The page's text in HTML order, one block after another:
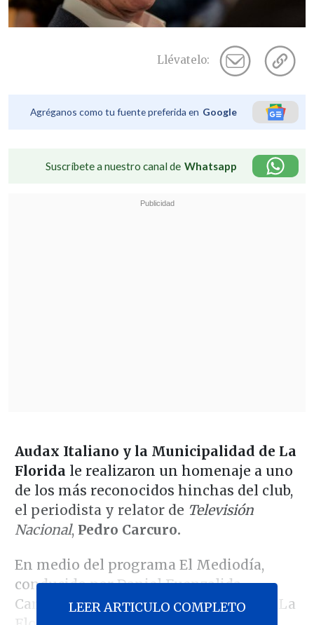
Llévatelo:
Agréganos como tu fuente preferida en Google
Suscríbete a nuestro canal de Whatsapp
Audax Italiano y la Municipalidad de La
Florida le realizaron un homenaje a uno
de los más reconocidos hinchas del club,
el periodista y relator de Televisión
Nacional, Pedro Carcuro.
En medio del programa El Mediodía,
conducido por Daniel Fuenzalida,
Carcuro visitó el Estadio Municipal de La
LEER ARTICULO COMPLETO